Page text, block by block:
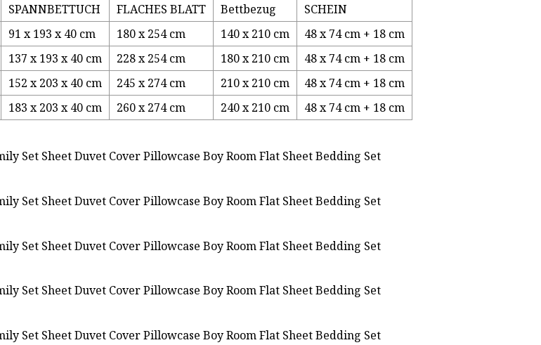
SPANNBETTUCH FLACHES BLATT Bettbezug
SCHEIN
91 x 193 x 40 cm 180 x 254 cm 140 x 210 cm
48 x 74 cm + 18 cm
137 x 193 x 40 cm 228 x 254 cm 180 x 210 cm
48 x 74 cm + 18 cm
152 x 203 x 40 cm 245 x 274 cm 210 x 210 cm
48 x 74 cm + 18 cm
183 x 203 x 40 cm 260 x 274 cm 240 x 210 cm 48 x 74 cm + 18 cm